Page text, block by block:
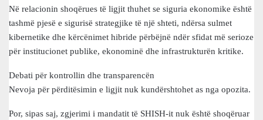
Në relacionin shoqërues të ligjit thuhet se siguria ekonomike është
tashmë pjesë e sigurisë strategjike të një shteti, ndërsa sulmet
kibernetike dhe kërcënimet hibride përbëjnë ndër sfidat më serioze
për institucionet publike, ekonominë dhe infrastrukturën kritike.
Debati për kontrollin dhe transparencën
Nevoja për përditësimin e ligjit nuk kundërshtohet as nga opozita.
Por, sipas saj, zgjerimi i mandatit të SHISH-it nuk është shoqëruar